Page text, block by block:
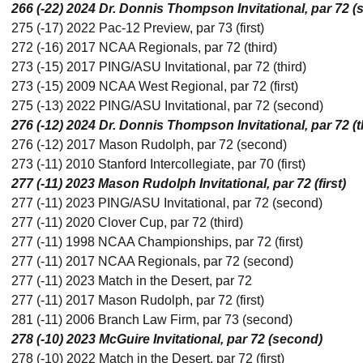
266 (-22) 2024 Dr. Donnis Thompson Invitational, par 72
275 (-17) 2022 Pac-12 Preview, par 73 (first)
272 (-16) 2017 NCAA Regionals, par 72 (third)
273 (-15) 2017 PING/ASU Invitational, par 72 (third)
273 (-15) 2009 NCAA West Regional, par 72 (first)
275 (-13) 2022 PING/ASU Invitational, par 72 (second)
276 (-12) 2024 Dr. Donnis Thompson Invitational, par 72
276 (-12) 2017 Mason Rudolph, par 72 (second)
273 (-11) 2010 Stanford Intercollegiate, par 70 (first)
277 (-11) 2023 Mason Rudolph Invitational, par 72 (first)
277 (-11) 2023 PING/ASU Invitational, par 72 (second)
277 (-11) 2020 Clover Cup, par 72 (third)
277 (-11) 1998 NCAA Championships, par 72 (first)
277 (-11) 2017 NCAA Regionals, par 72 (second)
277 (-11) 2023 Match in the Desert, par 72
277 (-11) 2017 Mason Rudolph, par 72 (first)
281 (-11) 2006 Branch Law Firm, par 73 (second)
278 (-10) 2023 McGuire Invitational, par 72 (second)
278 (-10) 2022 Match in the Desert, par 72 (first)